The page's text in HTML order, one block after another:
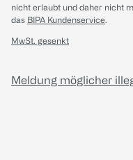
nicht erlaubt und daher nicht
das BIPA Kundenservice.
MwSt. gesenkt
Meldung möglicher